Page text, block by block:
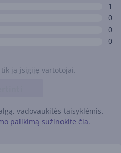
1
0
0
0
ją įsigiję vartotojai.
vadovaukitės taisyklėmis.
palikimą sužinokite čia.